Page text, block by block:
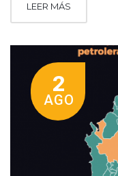
LEER MÁS
2
AGO